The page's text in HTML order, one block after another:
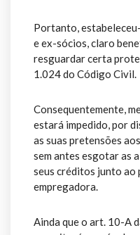
Portanto,
e ex-sócios, claro
resguardar certa
1.024 do Código Civil.
Consequentemente,
estará impedido, por
as suas pretensões
sem antes esgotar as
seus créditos junto ao
empregadora.
Ainda que o art. 10-A